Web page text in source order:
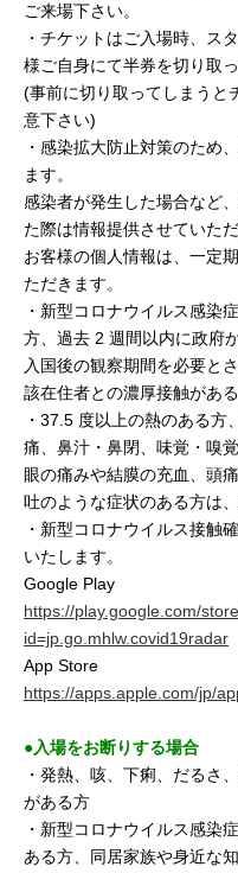
ご来場下さい。
・チケットはご入場時、ス
様ご自身にて半券を切り取
(事前に切り取ってしまうと
意下さい)
・感染拡大防止対策のため
ます。
感染者が発生した場合など
た際は情報提供させていた
お客様の個人情報は、一定
ただきます。
・新型コロナウイルス感染
方、過去 2 週間以内に政府
入国後の観察期間を必要と
該在住者との濃厚接触があ
・37.5 度以上の熱のある
痛、鼻汁・鼻閉、味覚・嗅覚
眼の痛みや結膜の充血、頭
吐のような症状のある方は
・新型コロナウイルス接触
いたします。
Google Play
https://play.google.com/
id=jp.go.mhlw.covid19radar
App Store
https://apps.apple.com/jp/
●入場をお断りする場合
・発熱、咳、下痢、だるさ
がある方
・新型コロナウイルス感染
ある方、同居家族や身近な知